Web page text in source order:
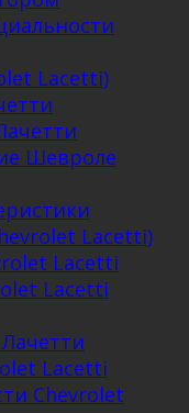
Lacetti)
Шевроле
Lacetti)
Lacetti
Lacetti
Lacetti
Chevrolet